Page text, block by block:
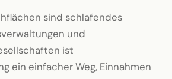
sind schlafendes
und
ist
ein einfacher Weg, Einnahmen